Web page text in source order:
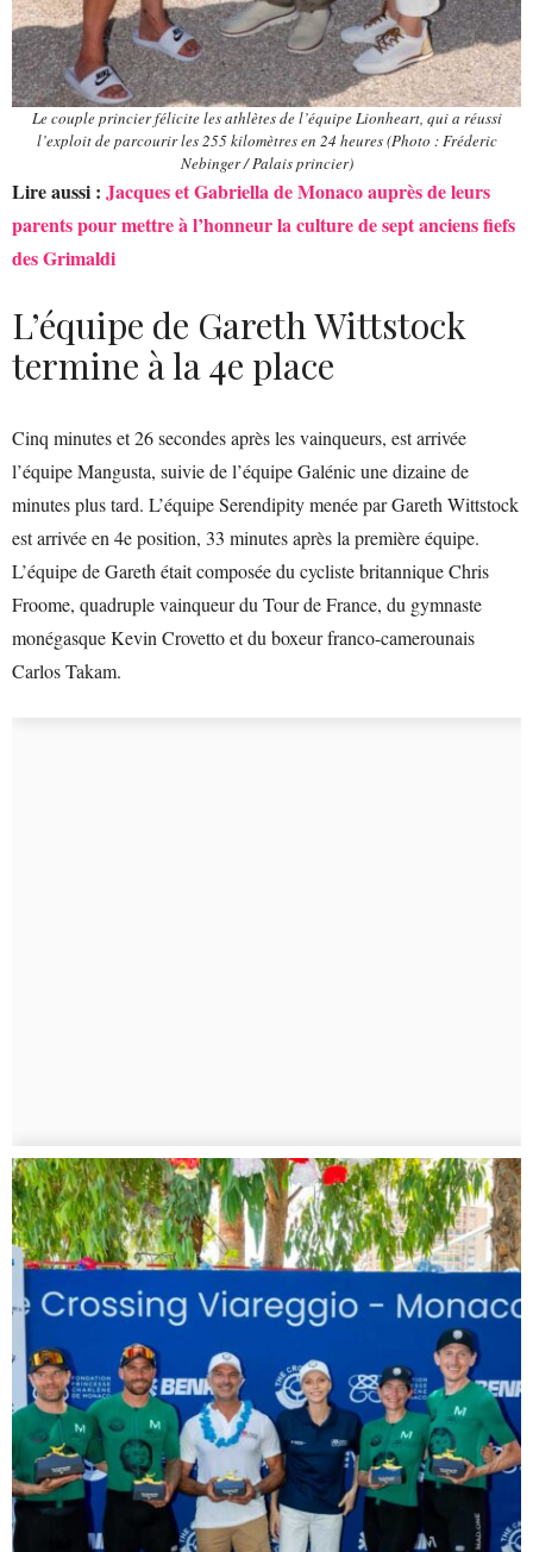
Le couple princier félicite les athlètes de l’équipe Lionheart, qui a réussi
l’exploit de parcourir les 255 kilomètres en 24 heures (Photo : Fréderic
Nebinger / Palais princier)
Lire aussi : Jacques et Gabriella de Monaco auprès de leurs
parents pour mettre à l’honneur la culture de sept anciens fiefs
des Grimaldi
L’équipe de Gareth Wittstock
termine à la 4e place
Cinq minutes et 26 secondes après les vainqueurs, est arrivée
l’équipe Mangusta, suivie de l’équipe Galénic une dizaine de
minutes plus tard. L’équipe Serendipity menée par Gareth Wittstock
est arrivée en 4e position, 33 minutes après la première équipe.
L’équipe de Gareth était composée du cycliste britannique Chris
Froome, quadruple vainqueur du Tour de France, du gymnaste
monégasque Kevin Crovetto et du boxeur franco-camerounais
Carlos Takam.